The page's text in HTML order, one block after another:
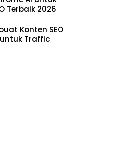
Terbaik 2026
Konten SEO
Traffic